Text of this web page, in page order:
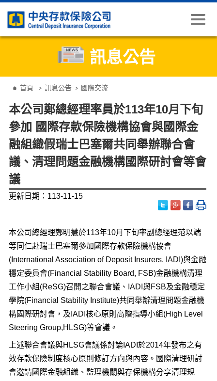
訊息公告
首頁 訊息公告 國際交流
本公司鄭總經理率員於113年10月下旬
參加 國際存款保險機構協會與國際金
融組織假瑞士巴塞爾共同舉辦聯合會
議、清理問題金融機構國際研討會等會
議
更新日期：113-11-15
本公司總經理鄭明慧於113年10月下旬率副總經理范以端
等同仁赴瑞士巴塞爾參加國際存款保險機構協會
(International Association of Deposit Insurers, IADI)與金融
穩定委員會(Financial Stability Board, FSB)金融機構清理
工作小組(ReSG)召開之聯合會議、IADI與FSB及金融穩定
學院(Financial Stability Institute)共同舉辦清理問題金融機
構國際研討會，及IADI核心原則高階指導小組(High Level
Steering Group,HLSG)等會議。
上述聯合會議與HLSG會議係討論IADI於2014年發布之有
效存款保險制度核心原則修訂方向與內容。國際清理研討
會邀請國際金融組織、監理機關與存保機構分享清理規